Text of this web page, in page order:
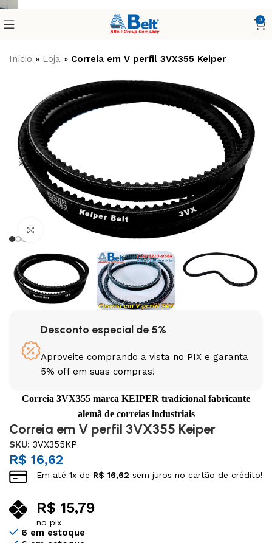
0
Início » Loja » Correia em V perfil 3VX355 Keiper
Clique para ampliar
Desconto especial de 5%
Aproveite comprando a vista no PIX e garanta
5% off em suas compras!
Correia 3VX355 marca KEIPER tradicional fabricante
alemã de correias industriais
Correia em V perfil 3VX355 Keiper
SKU:3VX355KP
R$ 16,62
Em até1x de R$ 16,62 sem juros no cartão de crédito!
R$ 15,79
no pix
6 em estoque